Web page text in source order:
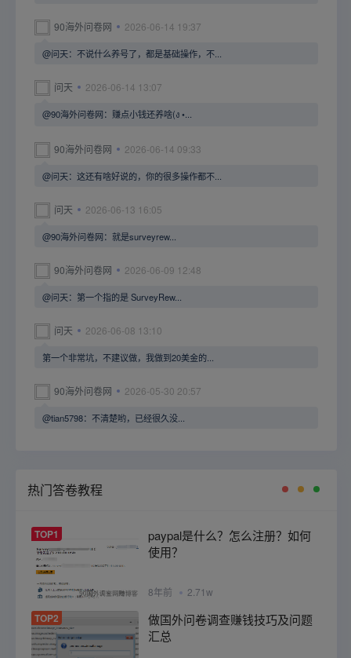
90海外问卷网 2026-06-14 19:37
@问天：不说什么养号了，都是基础操作，不...
问天 2026-06-14 13:07
@90海外问卷网：赚点小钱还养啥(ง •...
90海外问卷网 2026-06-14 09:33
@问天：这还有啥好说的，你的很多操作都不...
问天 2026-06-13 16:05
@90海外问卷网：就是surveyrew...
90海外问卷网 2026-06-09 12:48
@问天：第一个指的是 SurveyRew...
问天 2026-06-08 13:10
第一个非常坑，不建议做，我做到20美金的...
90海外问卷网 2026-05-30 20:57
@tian5798：不清楚哟，已经很久没...
热门答卷教程
TOP1
paypal是什么？怎么注册？如何
使用？
8年前 2.71w
TOP2
做国外问卷调查赚钱技巧及问题
汇总